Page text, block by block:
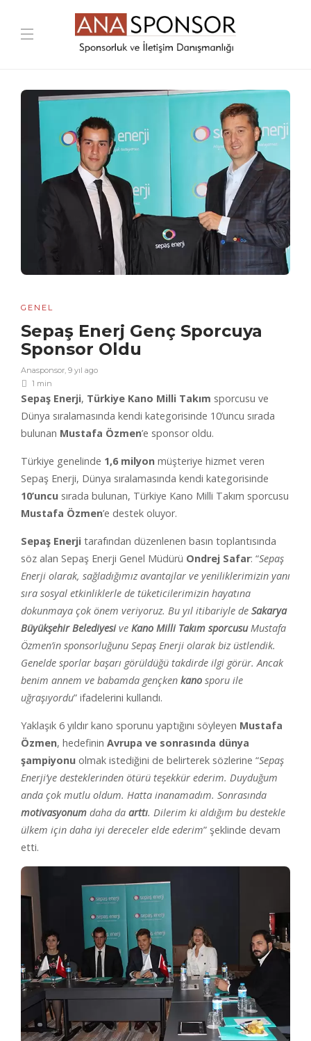
GENEL
Sepaş Enerj Genç Sporcuya
Sponsor Oldu
Anasponsor 9 yıl ago
1 min
Sepaş Enerji, Türkiye Kano Milli Takım sporcusu ve
Dünya sıralamasında kendi kategorisinde 10’uncu sırada
bulunan Mustafa Özmen’e sponsor oldu.
Türkiye genelinde 1,6 milyon müşteriye hizmet veren
Sepaş Enerji, Dünya sıralamasında kendi kategorisinde
10’uncu sırada bulunan, Türkiye Kano Milli Takım sporcusu
Mustafa Özmen’e destek oluyor.
Sepaş Enerji tarafından düzenlenen basın toplantısında
söz alan Sepaş Enerji Genel Müdürü Ondrej Safar: “Sepaş
Enerji olarak, sağladığımız avantajlar ve yeniliklerimizin yanı
sıra sosyal etkinliklerle de tüketicilerimizin hayatına
dokunmaya çok önem veriyoruz. Bu yıl itibariyle de Sakarya
Büyükşehir Belediyesive Kano Milli Takım sporcusuMustafa
Özmen’in sponsorluğunu Sepaş Enerji olarak biz üstlendik.
Genelde sporlar başarı görüldüğü takdirde ilgi görür. Ancak
benim annem ve babamda gençken kano sporu ile
uğraşıyordu” ifadelerini kullandı.
Yaklaşık 6 yıldır kano sporunu yaptığını söyleyen Mustafa
Özmen, hedefinin Avrupa ve sonrasında dünya
şampiyonu olmak istediğini de belirterek sözlerine “Sepaş
Enerji’ye desteklerinden ötürü teşekkür ederim. Duyduğum
anda çok mutlu oldum. Hatta inanamadım. Sonrasında
motivasyonum daha da arttı. Dilerim ki aldığım bu destekle
ülkem için daha iyi dereceler elde ederim” şeklinde devam
etti.